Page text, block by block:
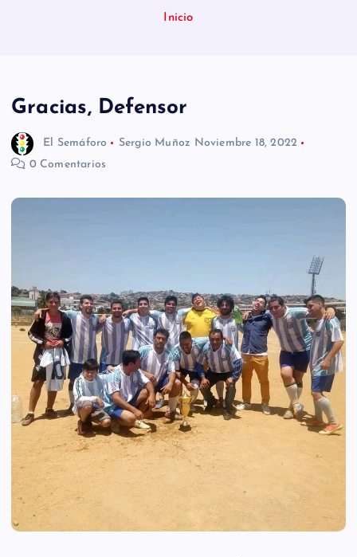
Inicio
Gracias, Defensor
El Semáforo Sergio Muñoz Noviembre 18, 2022
0 Comentarios